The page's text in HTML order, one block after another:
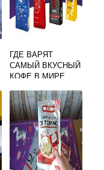
ГДЕ ВАРЯТ
САМЫЙ ВКУСНЫЙ
КОФЕ В МИРЕ